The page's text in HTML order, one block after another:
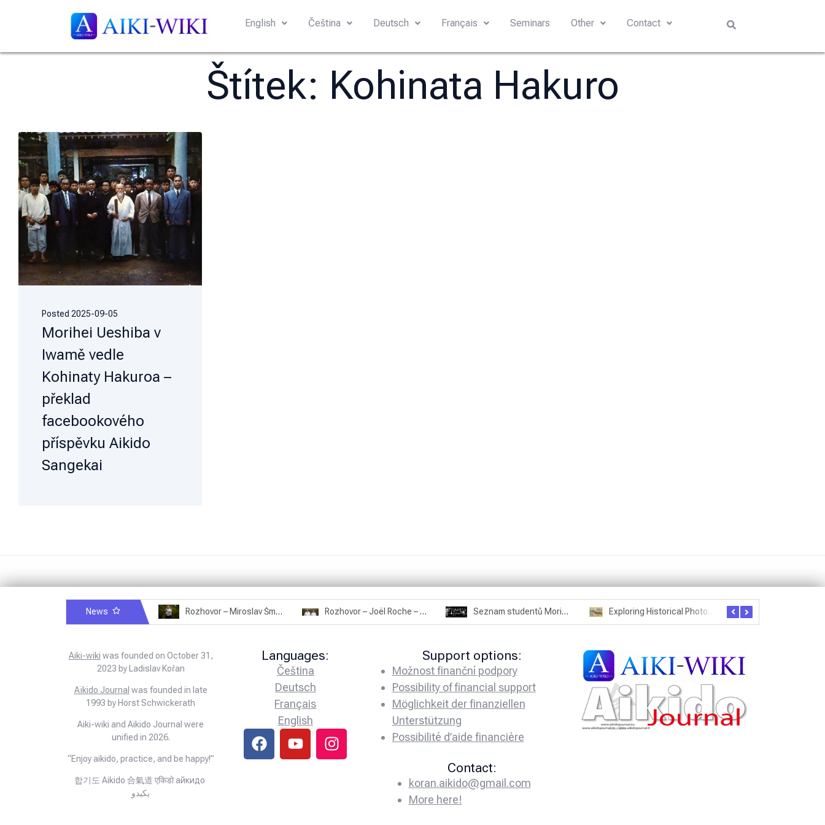
English Čeština Deutsch Français Seminars Other Contact
Štítek: Kohinata Hakuro
Posted 2025-09-05
Morihei Ueshiba v
Iwamě vedle
Kohinaty Hakuroa –
překlad
facebookového
příspěvku Aikido
Sangekai
News Rozhovor – Miroslav Šmíd – 22.3.2025 Rozhovor – Joël Roche – 12.4.2025 – Praha, Karlín Seznam studentů Moriheie Ueshiby Exploring Historical Photos – Postcard from the Kwantung Army
Aiki-wiki was founded on October 31,
2023 by Ladislav Kořan
Aïkido Journal was founded in late
1993 by Horst Schwickerath
Aiki-wiki and Aikido Journal were
unified in 2026.
“Enjoy aikido, practice, and be happy!”
합기도 Aikido 合氣道 एकिडो айкидо
يكيدو
Languages:
Čeština
Deutsch
Français
English
Support options:
Možnost finanční podpory
Possibility of financial support
Möglichkeit der finanziellen
Unterstützung
Possibilité d’aide financière
Contact:
koran.aikido@gmail.com
More here!